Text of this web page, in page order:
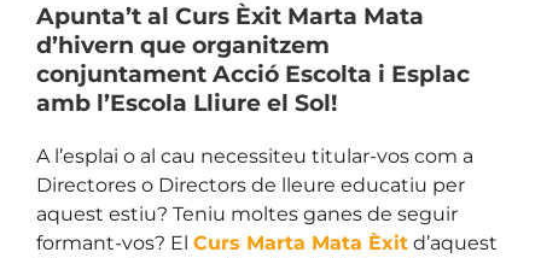
Apunta’t al Curs Èxit Marta Mata
d’hivern que organitzem
conjuntament Acció Escolta i Esplac
amb l’Escola Lliure el Sol!
A l’esplai o al cau necessiteu titular-vos com a
Directores o Directors de lleure educatiu per
aquest estiu? Teniu moltes ganes de seguir
formant-vos? El Curs Marta Mata Èxitd’aquest